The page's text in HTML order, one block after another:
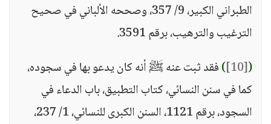
الطبراني الكبير، 9/ 357، وصححه الألباني في صحيح
الترغيب والترهيب، برقم 3591.
(
[10]
)فقد ثبت عنه ﷺ أنه كان يدعو بها في سجوده،
كما في سنن النسائي، كتاب التطبيق، باب الدعاء في
السجود، برقم 1121، السنن الكبرى للنسائي، 1/ 237،